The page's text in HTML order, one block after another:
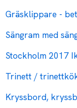
Gräsklippare -
Sängram med
Stockholm 2017
Trinett /
Kryssbord,